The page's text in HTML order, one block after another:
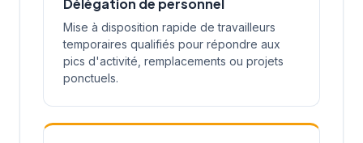
Mise à disposition rapide de travailleurs
temporaires qualifiés pour répondre aux
pics d'activité, remplacements ou projets
ponctuels.